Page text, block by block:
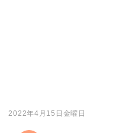
2022年4月15日金曜日